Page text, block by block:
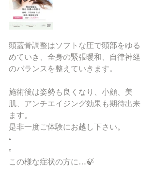
頭蓋骨調整はソフトな圧で頭部をゆる
めていき、全身の緊張暖和、自律神経
のバランスを整えていきます。
施術後は姿勢も良くなり、小顔、美
肌、アンチエイジング効果も期待出来
ます。
是非一度ご体験にお越し下さい。
▫️
▫️
この様な症状の方に…🍃